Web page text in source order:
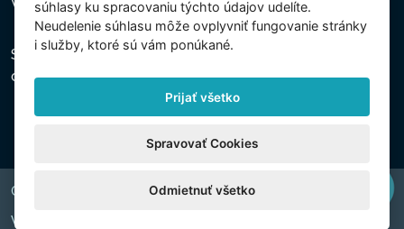
Vinohrady - Česká republika
Spoločnosť je zapísaná na Mestskom súde v Prahe,
oddiel C, vložka 74759, IČO 26150808, DIČ CZ26150808.
Copyright © 2026 INTEX TRADING s.r.o. All rights reserved.
Web by
súhlasy ku spracovaniu týchto údajov udelíte.
Neudelenie súhlasu mȏže ovplyvniť fungovanie stránky
i služby, ktoré sú vám ponúkané.
Prijať všetko
Spravovať Cookies
Odmietnuť všetko